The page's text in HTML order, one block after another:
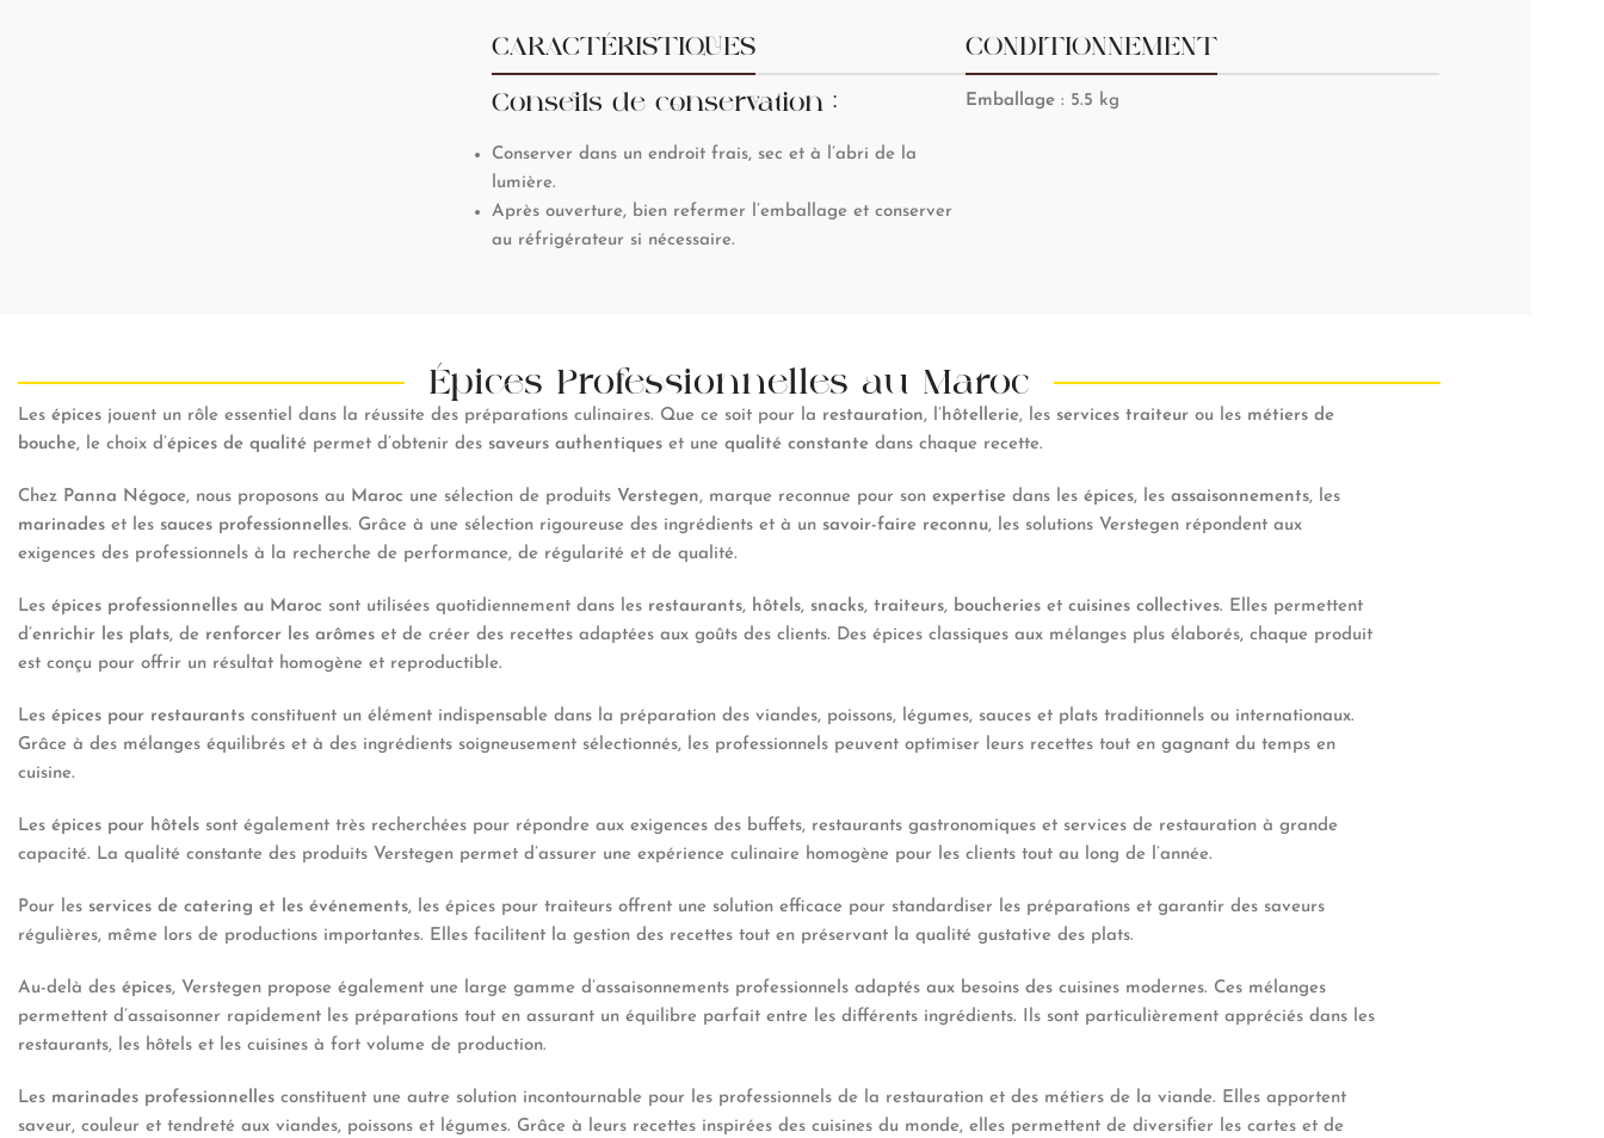
CARACTÉRISTIQUES
Conseils de conservation :
Conserver dans un endroit frais, sec et à l’abri de la
lumière.
Après ouverture, bien refermer l’emballage et conserver
au réfrigérateur si nécessaire.
CONDITIONNEMENT
Emballage: 5.5 kg
Épices Professionnelles au Maroc
Les épices jouent un rôle essentiel dans la réussite des préparations culinaires. Que ce soit pour la restauration, l’hôtellerie, les services traiteur ou les métiers de
bouche, le choix d’épices de qualité permet d’obtenir des saveurs authentiques et une qualité constante dans chaque recette.
Chez Panna Négoce, nous proposons au Maroc une sélection de produits Verstegen, marque reconnue pour son expertise dans les épices, les assaisonnements, les
marinades et les sauces professionnelles. Grâce à une sélection rigoureuse des ingrédients et à un savoir-faire reconnu, les solutions Verstegen répondent aux
exigences des professionnels à la recherche de performance, de régularité et de qualité.
Les épices professionnelles au Maroc sont utilisées quotidiennement dans les restaurants, hôtels, snacks, traiteurs, boucheries et cuisines collectives. Elles permettent
d’enrichir les plats, de renforcer les arômes et de créer des recettes adaptées aux goûts des clients. Des épices classiques aux mélanges plus élaborés, chaque produit
est conçu pour offrir un résultat homogène et reproductible.
Les épices pour restaurants constituent un élément indispensable dans la préparation des viandes, poissons, légumes, sauces et plats traditionnels ou internationaux.
Grâce à des mélanges équilibrés et à des ingrédients soigneusement sélectionnés, les professionnels peuvent optimiser leurs recettes tout en gagnant du temps en
cuisine.
Les épices pour hôtels sont également très recherchées pour répondre aux exigences des buffets, restaurants gastronomiques et services de restauration à grande
capacité. La qualité constante des produits Verstegen permet d’assurer une expérience culinaire homogène pour les clients tout au long de l’année.
Pour les services de catering et les événements, les épices pour traiteurs offrent une solution efficace pour standardiser les préparations et garantir des saveurs
régulières, même lors de productions importantes. Elles facilitent la gestion des recettes tout en préservant la qualité gustative des plats.
Au-delà des épices, Verstegen propose également une large gamme d’assaisonnements professionnels adaptés aux besoins des cuisines modernes. Ces mélanges
permettent d’assaisonner rapidement les préparations tout en assurant un équilibre parfait entre les différents ingrédients. Ils sont particulièrement appréciés dans les
restaurants, les hôtels et les cuisines à fort volume de production.
Les marinades professionnelles constituent une autre solution incontournable pour les professionnels de la restauration et des métiers de la viande. Elles apportent
saveur, couleur et tendreté aux viandes, poissons et légumes. Grâce à leurs recettes inspirées des cuisines du monde, elles permettent de diversifier les cartes et de